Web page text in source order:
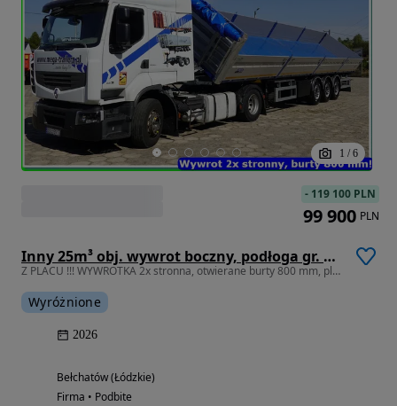
1 / 6
Inny 25m³ obj. wywrot boczny, podłoga gr. 5,0 mm HARDOX 450 !!!
Z PLACU !!! WYWROTKA 2x stronna, otwierane burty 800 mm, plandeka!
Wyróżnione
2026
Bełchatów (Łódzkie)
Firma • Podbite
- 119 100 PLN
99 900 PLN